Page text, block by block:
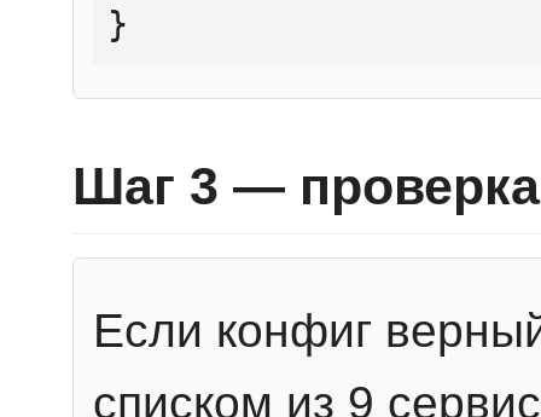
}
Шаг 3 — проверка
Если конфиг
списком из 9